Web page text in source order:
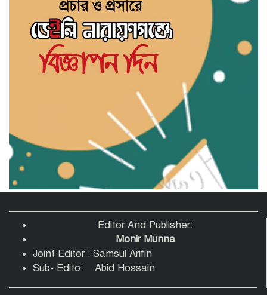
সাহিত্য জোট নারায়ণগঞ্জের কবিতা পাঠ ও
সাহিত্য আলোচনায় মুখরিত অনুষ্ঠান
‘স্বপ্ন, সেবা ও সমৃদ্ধি’ স্লোগানে নারায়ণগঞ্জে
সহযাত্রী মানবকল্যাণ ফাউন্ডেশনের যাত্রা শুরু
রাজনৈতিক ব্যানার ব্যবহার করে চাঁদাবাজি-
সন্ত্রাসবাদসহ মাদক ব্যবসা বন্ধের আহবান
আহমেদুর রহমান তনুর
তোলারাম কলেজে হামলায় আহত শিবির
সভাপতি
Editor And Publisher:
Monir Munna
Joint Editor : Samsul Arifin
Sub- Edito: Abid Hossain